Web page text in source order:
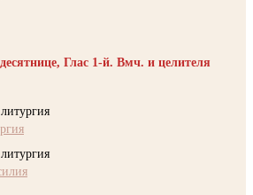
Глас 1-й. Вмч. и целителя